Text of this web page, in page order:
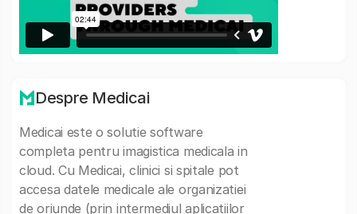
Despre Medicai
Medicai este o solutie software
completa pentru imagistica medicala in
cloud. Cu Medicai, clinici si spitale pot
accesa datele medicale ale organizatiei
de oriunde (prin intermediul aplicatiilor